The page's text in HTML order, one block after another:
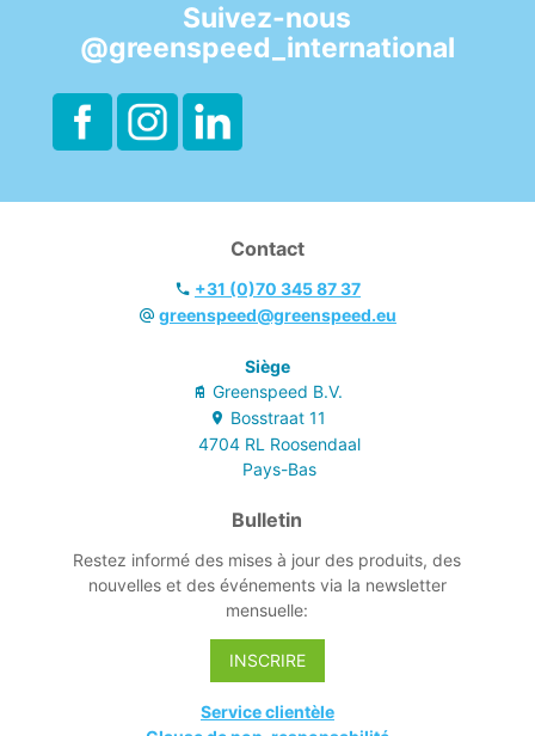
Suivez-nous
@greenspeed_international
Contact
+31 (0)70 345 87 37
greenspeed@greenspeed.eu
Siège
Greenspeed B.V.
Bosstraat 11
4704 RL Roosendaal
Pays-Bas
Bulletin
Restez informé des mises à jour des produits, des
nouvelles et des événements via la newsletter
mensuelle:
INSCRIRE
Service clientèle